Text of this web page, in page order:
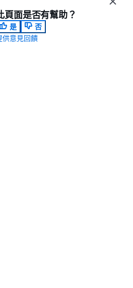
頁面是否有幫助？
是
否
供意見回饋